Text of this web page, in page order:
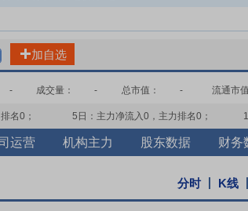
加自选
- 成交量： - 总市值： - 流通市
名0 ； 5日：主力净流入0 ，主力排名0 ；
运营 机构主力 股东数据 财务
分时 K线